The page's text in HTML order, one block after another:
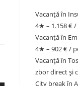
Vacanță în
4★ – 1.158 € /
Vacanță în
4★ – 902 € /
Vacanță în
zbor direct și
City break în